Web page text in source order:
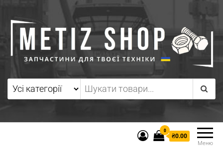
Меню
0
₴0.00